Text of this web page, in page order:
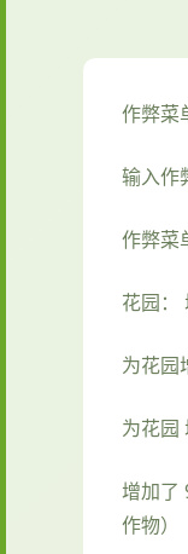
作弊菜
输入作
作弊菜
花园：
为花园
为花园
增加了
作物）